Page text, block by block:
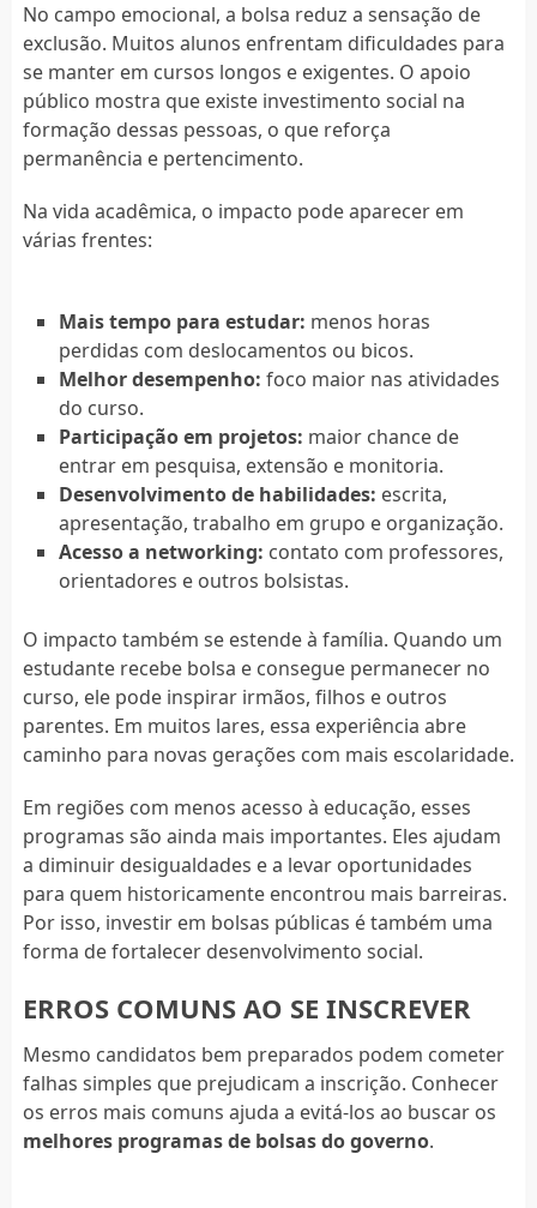
No campo emocional, a bolsa reduz a sensação de
exclusão. Muitos alunos enfrentam dificuldades para
se manter em cursos longos e exigentes. O apoio
público mostra que existe investimento social na
formação dessas pessoas, o que reforça
permanência e pertencimento.
Na vida acadêmica, o impacto pode aparecer em
várias frentes:
Mais tempo para estudar: menos horas
perdidas com deslocamentos ou bicos.
Melhor desempenho: foco maior nas atividades
do curso.
Participação em projetos: maior chance de
entrar em pesquisa, extensão e monitoria.
Desenvolvimento de habilidades: escrita,
apresentação, trabalho em grupo e organização.
Acesso a networking: contato com professores,
orientadores e outros bolsistas.
O impacto também se estende à família. Quando um
estudante recebe bolsa e consegue permanecer no
curso, ele pode inspirar irmãos, filhos e outros
parentes. Em muitos lares, essa experiência abre
caminho para novas gerações com mais escolaridade.
Em regiões com menos acesso à educação, esses
programas são ainda mais importantes. Eles ajudam
a diminuir desigualdades e a levar oportunidades
para quem historicamente encontrou mais barreiras.
Por isso, investir em bolsas públicas é também uma
forma de fortalecer desenvolvimento social.
ERROS COMUNS AO SE INSCREVER
Mesmo candidatos bem preparados podem cometer
falhas simples que prejudicam a inscrição. Conhecer
os erros mais comuns ajuda a evitá-los ao buscar os
melhores programas de bolsas do governo.